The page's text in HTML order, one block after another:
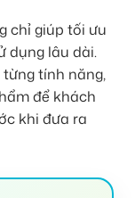
chỉ giúp tối ưu
dụng lâu dài.
tính năng,
để khách
khi đưa ra